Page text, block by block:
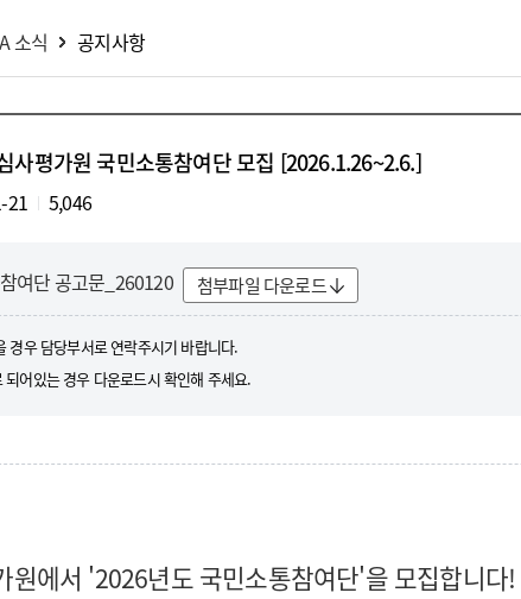
소식 공지사항
사평가원 국민소통참여단 모집 [2026.1.26~2.6.]
21 5,046
여단 공고문_260120 첨부파일 다운로드
경우 담당부서로 연락주시기 바랍니다.
어있는 경우 다운로드시 확인해 주세요.
원에서 '2026년도 국민소통참여단'을 모집합니다!